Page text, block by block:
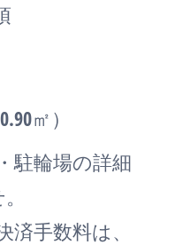
㎡）
駐輪場の詳細
手数料は、